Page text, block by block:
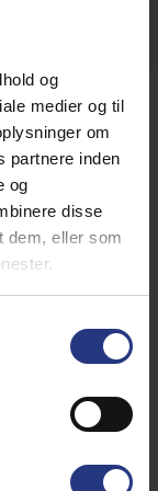
og
medier og til
om
partnere inden
og
disse
dem, eller som
Himmelfahrt.
ist, aber
hat. An Ostern
und an
zurück in den
festlicher Tag,
Feiertag wird
von
Ostern liegt,
sich daher